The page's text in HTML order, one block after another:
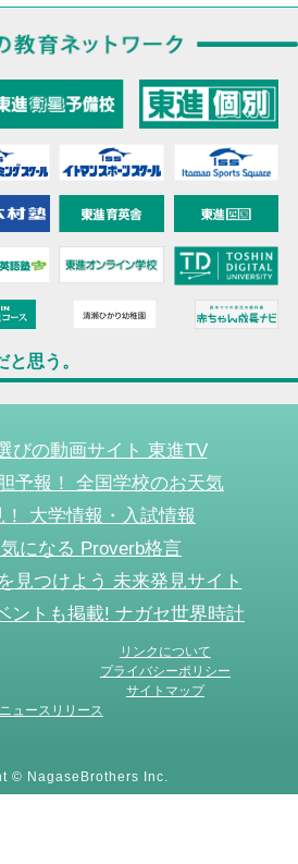
思う。
びの動画サイト 東進TV
予報！ 全国学校のお天気
！ 大学情報・入試情報
になる Proverb格言
見つけよう 未来発見サイト
ントも掲載! ナガセ世界時計
リンクについて
プライバシーポリシー
サイトマップ
ニュースリリース
© NagaseBrothers Inc.